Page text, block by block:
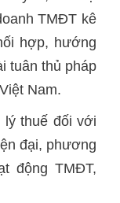
TMĐT kê
hợp, hướng
tuân thủ pháp
Nam.
thuế đối với
đại, phương
động TMĐT,